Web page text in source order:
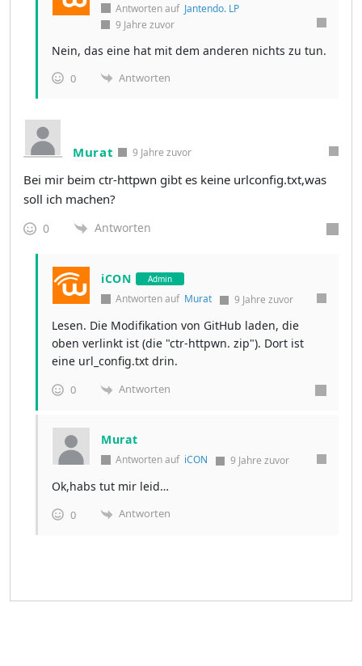
Antworten auf Jantendo. LP
9 Jahre zuvor
Nein, das eine hat mit dem anderen nichts zu tun.
0 Antworten
Murat 9 Jahre zuvor
Bei mir beim ctr-httpwn gibt es keine urlconfig.txt,was
soll ich machen?
0 Antworten
iCON Admin
Antworten auf Murat 9 Jahre zuvor
Lesen. Die Modifikation von GitHub laden, die
oben verlinkt ist (die "ctr-httpwn. zip"). Dort ist
eine url_config.txt drin.
0 Antworten
Murat
Antworten auf iCON 9 Jahre zuvor
Ok,habs tut mir leid…
0 Antworten